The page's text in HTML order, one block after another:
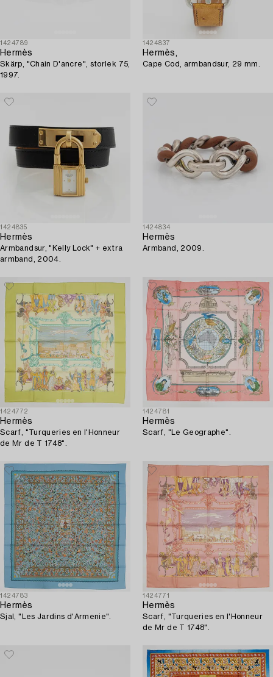
1424789
Hermès
Skärp, "Chain D'ancre", storlek 75,
1997.
1424837
Hermès,
Cape Cod, armbandsur, 29 mm.
1424835
Hermès
Armbandsur, "Kelly Lock" + extra
armband, 2004.
1424834
Hermès
Armband, 2009.
1424772
Hermès
Scarf, "Turqueries en l'Honneur
de Mr de T 1748".
1424781
Hermès
Scarf, "Le Geographe".
1424783
Hermès
Sjal, "Les Jardins d'Armenie".
1424771
Hermès
Scarf, "Turqueries en l'Honneur
de Mr de T 1748".